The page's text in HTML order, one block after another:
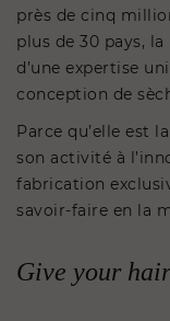
près de cinq
plus de 30 pays,
d’une expertise
conception de
Parce qu’elle est
son activité à
fabrication
savoir-faire en la
Give your